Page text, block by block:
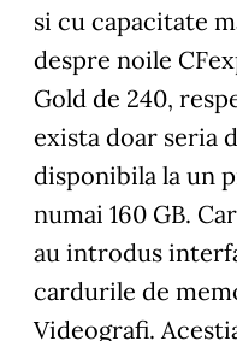
si cu capacitate
despre noile
Gold de 240,
exista doar seria
disponibila la un
numai 160 GB.
au introdus
cardurile de
Videografi.